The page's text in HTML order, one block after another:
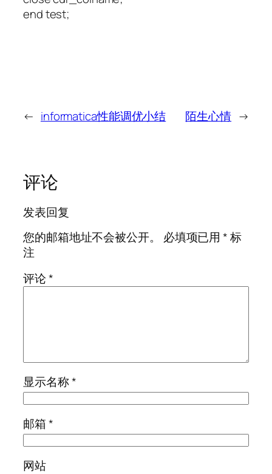
end test;
← informatica性能调优小结 陌生心情 →
评论
发表回复
您的邮箱地址不会被公开。
必填项已用*标
注
评论*
显示名称*
邮箱*
网站